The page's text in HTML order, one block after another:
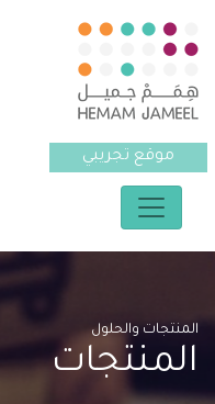
موقع تجريبي
المنتجات والحلول
المنتجات